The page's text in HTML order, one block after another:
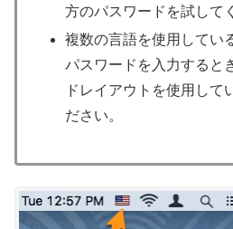
方のパスワードを試して
複数の言語を使用してい
パスワードを入力すると
ドレイアウトを使用して
ださい。